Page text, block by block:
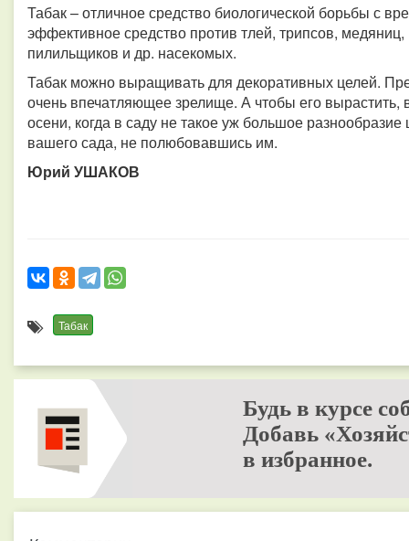
Табак – отличное средство биологической борьбы с
эффективное средство против тлей, трипсов,
пилильщиков и др. насекомых.
Табак можно выращивать для декоративных целей.
очень впечатляющее зрелище. А чтобы его вырастить,
осени, когда в саду не такое уж большое
вашего сада, не полюбовавшись им.
Юрий УШАКОВ
Табак
Будь в курсе
Добавь
в избранное.